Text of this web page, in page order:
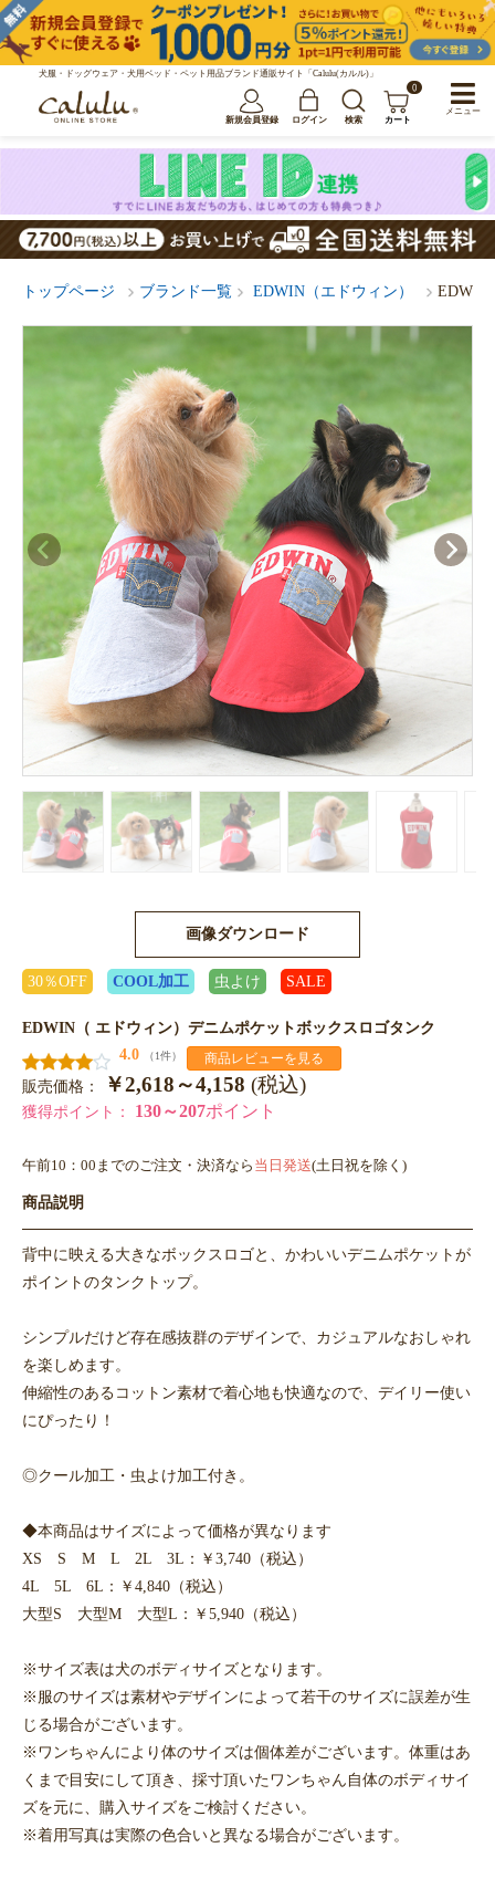
犬服・ドッグウェア・犬用ベッド・ペット用品ブランド通販サイト「Calulu(カルル)」
新規会員登録 ログイン 検索
0
カート
トップページ ブランド一覧 EDWIN（エドウィン） EDWIN
画像ダウンロード
30％OFF COOL加工 虫よけ SALE
EDWIN（ エドウィン）デニムポケットボックスロゴタンク
4.0
（1件） 商品レビューを見る
販売価格： ￥2,618～4,158 (税込)
獲得ポイント： 130～207ポイント
午前10：00までのご注文・決済なら 当日発送(土日祝を除く)
商品説明
背中に映える大きなボックスロゴと、かわいいデニムポケットが
ポイントのタンクトップ。
シンプルだけど存在感抜群のデザインで、カジュアルなおしゃれ
を楽しめます。
伸縮性のあるコットン素材で着心地も快適なので、デイリー使い
にぴったり！
◎クール加工・虫よけ加工付き。
◆本商品はサイズによって価格が異なります
XS S M L 2L 3L：￥3,740（税込）
4L 5L 6L：￥4,840（税込）
大型S 大型M 大型L：￥5,940（税込）
※サイズ表は犬のボディサイズとなります。
※服のサイズは素材やデザインによって若干のサイズに誤差が生
じる場合がございます。
※ワンちゃんにより体のサイズは個体差がございます。体重はあ
くまで目安にして頂き、採寸頂いたワンちゃん自体のボディサイ
ズを元に、購入サイズをご検討ください。
※着用写真は実際の色合いと異なる場合がございます。
メニュー